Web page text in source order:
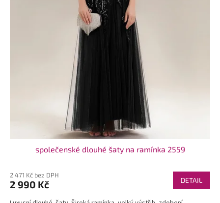
společenské dlouhé šaty na ramínka 2559
2 471 Kč bez DPH
2 990 Kč DETAIL